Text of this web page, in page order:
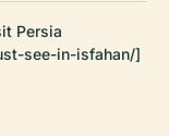
Persia
see-in-isfahan/]